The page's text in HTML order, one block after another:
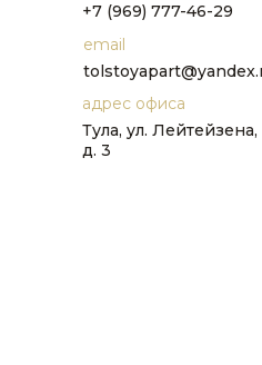
+7 (969) 777-46-29
адрес офиса
Тула, ул. Лейтейзена,
д. 3
email